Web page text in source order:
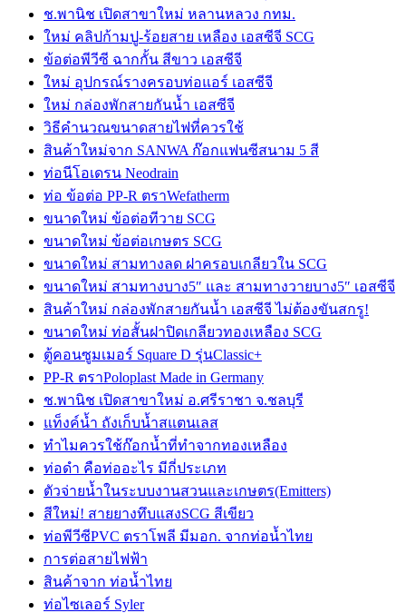
ช.พานิช เปิดสาขาใหม่ หลานหลวง กทม.
ใหม่ คลิปก้ามปู-ร้อยสาย เหลือง เอสซีจี SCG
ข้อต่อพีวีซี ฉากกั้น สีขาว เอสซีจี
ใหม่ อุปกรณ์รางครอบท่อแอร์ เอสซีจี
ใหม่ กล่องพักสายกันน้ำ เอสซีจี
วิธีคำนวณขนาดสายไฟที่ควรใช้
สินค้าใหม่จาก SANWA ก๊อกแฟนซีสนาม 5 สี
ท่อนีโอเดรน Neodrain
ท่อ ข้อต่อ PP-R ตราWefatherm
ขนาดใหม่ ข้อต่อทีวาย SCG
ขนาดใหม่ ข้อต่อเกษตร SCG
ขนาดใหม่ สามทางลด ฝาครอบเกลียวใน SCG
ขนาดใหม่ สามทางบาง5″ และ สามทางวายบาง5″ เอสซีจี
สินค้าใหม่ กล่องพักสายกันน้ำ เอสซีจี ไม่ต้องขันสกรู!
ขนาดใหม่ ท่อสั้นฝาปิดเกลียวทองเหลือง SCG
ตู้คอนซูมเมอร์ Square D รุ่นClassic+
PP-R ตราPoloplast Made in Germany
ช.พานิช เปิดสาขาใหม่ อ.ศรีราชา จ.ชลบุรี
แท็งค์น้ำ ถังเก็บน้ำสแตนเลส
ทำไมควรใช้ก๊อกน้ำที่ทำจากทองเหลือง
ท่อดำ คือท่ออะไร มีกี่ประเภท
ตัวจ่ายน้ำในระบบงานสวนและเกษตร(Emitters)
สีใหม่! สายยางทึบแสงSCG สีเขียว
ท่อพีวีซีPVC ตราโพลี มีมอก. จากท่อน้ำไทย
การต่อสายไฟฟ้า
สินค้าจาก ท่อน้ำไทย
ท่อไซเลอร์ Syler